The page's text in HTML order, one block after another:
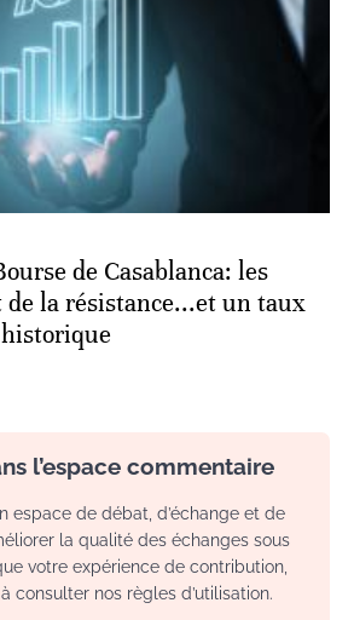
de Casablanca: les
la résistance...et un taux
l’espace commentaire
espace de débat, d’échange et de
la qualité des échanges sous
votre expérience de contribution,
consulter nos règles d’utilisation.